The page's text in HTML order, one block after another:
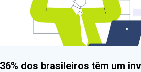
36% dos brasileiros têm um